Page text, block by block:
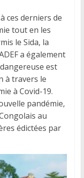
ces derniers de
tout en les
le Sida, la
a également
est
à travers le
à Covid-19.
pandémie,
au
édictées par